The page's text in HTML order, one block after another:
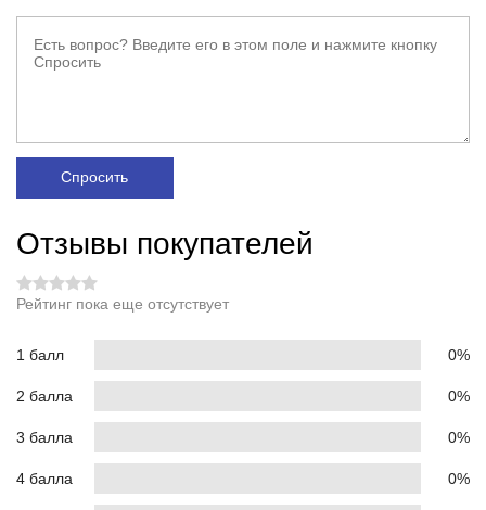
Спросить
Отзывы покупателей
Рейтинг пока еще отсутствует
1 балл 0%
2 балла 0%
3 балла 0%
4 балла 0%